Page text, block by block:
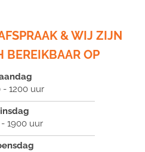
& WIJ ZIJN
BEREIKBAAR OP
1200 uur
- 1900 uur